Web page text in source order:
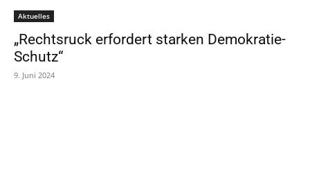
Aktuelles
„Rechtsruck erfordert starken Demokratie-
Schutz“
9. Juni 2024